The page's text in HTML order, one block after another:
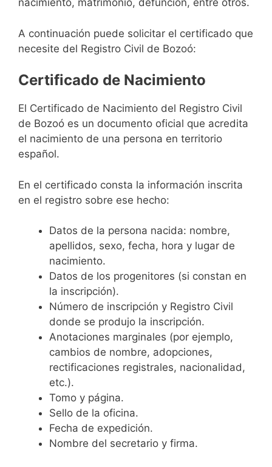
nacimiento, matrimonio, defunción, entre otros.
A continuación puede solicitar el certificado que
necesite del Registro Civil de Bozoó:
Certificado de Nacimiento
El Certificado de Nacimiento del Registro Civil
de Bozoó es un documento oficial que acredita
el nacimiento de una persona en territorio
español.
En el certificado consta la información inscrita
en el registro sobre ese hecho:
Datos de la persona nacida: nombre,
apellidos, sexo, fecha, hora y lugar de
nacimiento.
Datos de los progenitores (si constan en
la inscripción).
Número de inscripción y Registro Civil
donde se produjo la inscripción.
Anotaciones marginales (por ejemplo,
cambios de nombre, adopciones,
rectificaciones registrales, nacionalidad,
etc.).
Tomo y página.
Sello de la oficina.
Fecha de expedición.
Nombre del secretario y firma.